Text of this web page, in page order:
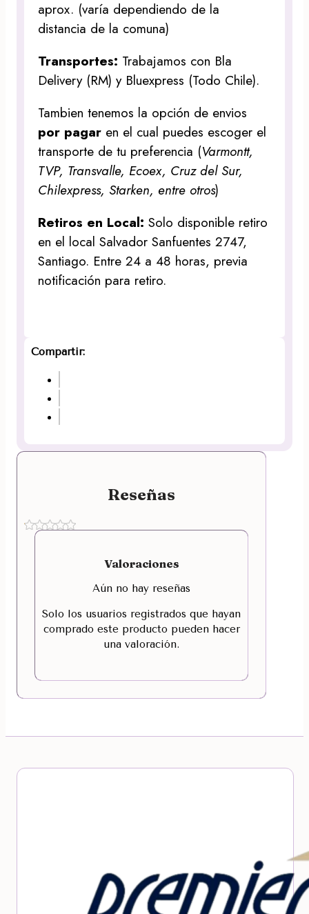
aprox. (varía dependiendo de la
distancia de la comuna)
Transportes: Trabajamos con Bla
Delivery (RM) y Bluexpress (Todo Chile).
Tambien tenemos la opción de envios
por pagar en el cual puedes escoger el
transporte de tu preferencia (Varmontt,
TVP, Transvalle, Ecoex, Cruz del Sur,
Chilexpress, Starken, entre otros)
Retiros en Local:Solo disponible retiro
en el local Salvador Sanfuentes 2747,
Santiago. Entre 24 a 48 horas, previa
notificación para retiro.
Compartir:
Reseñas
Valoraciones
Aún no hay reseñas
Solo los usuarios registrados que hayan
comprado este producto pueden hacer
una valoración.